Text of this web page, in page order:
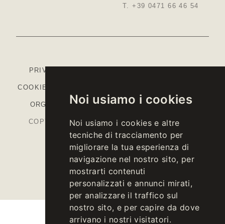
Noi usiamo i cookies
Noi usiamo i cookies e altre
tecniche di tracciamento per
migliorare la tua esperienza di
navigazione nel nostro sito, per
mostrarti contenuti
personalizzati e annunci mirati,
per analizzare il traffico sul
nostro sito, e per capire da dove
arrivano i nostri visitatori.
T. +39 0471 66 46 54
PRIVACY
COOKIE
ORGANIZZATIVO -PIANO STRATEGICO PAC
COPYRIGHT © 2026 KELLEREI ST. MICHAEL-
EPPAN CANTINA
P.IVA IT00126670215